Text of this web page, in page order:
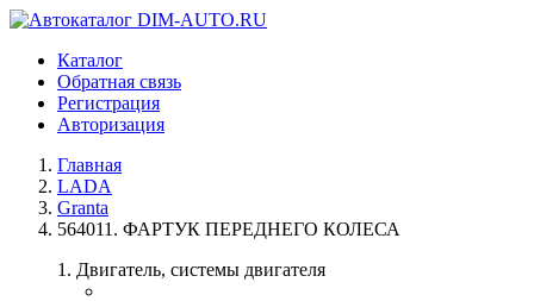
Каталог
Обратная связь
Регистрация
Авторизация
Главная
LADA
Granta
564011. ФАРТУК ПЕРЕДНЕГО КОЛЕСА
1. Двигатель, системы двигателя